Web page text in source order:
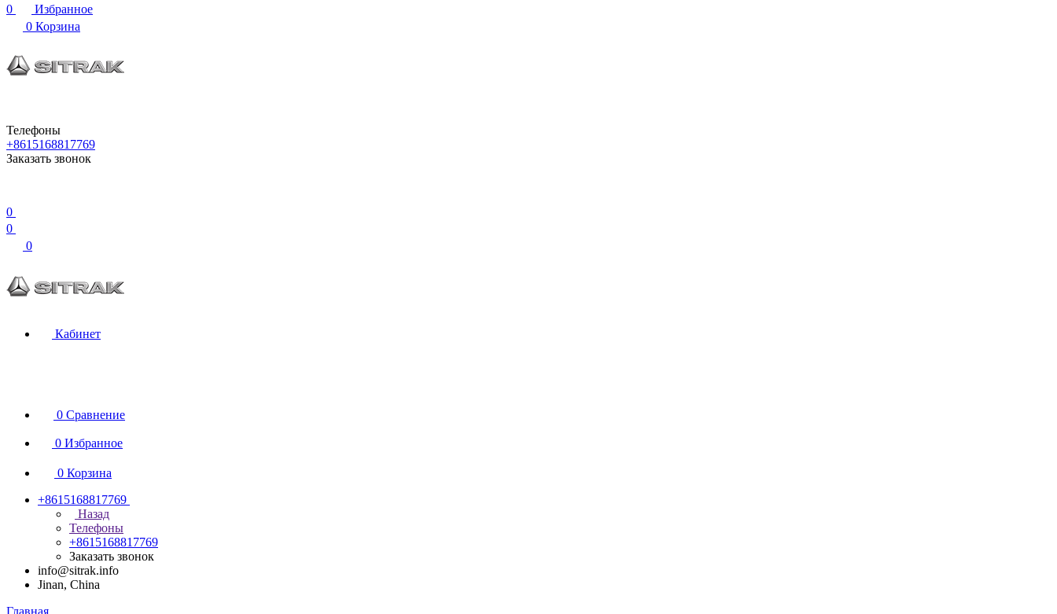
0
Избранное
0 Корзина
Телефоны
+8615168817769
Заказать звонок
0
0
0
Кабинет
0 Сравнение
0 Избранное
0 Корзина
+8615168817769
Назад
Телефоны
+8615168817769
Заказать звонок
info@sitrak.info
Jinan, China
Главная